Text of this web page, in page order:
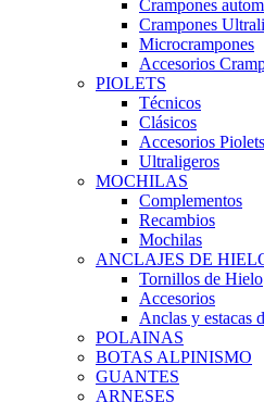
Crampones
Crampones
Microcrampones
Accesorios
PIOLETS
Técnicos
Clásicos
Accesorios Piolets
Ultraligeros
MOCHILAS
Complementos
Recambios
Mochilas
ANCLAJES DE
Tornillos de Hielo
Accesorios
Anclas y estacas
POLAINAS
BOTAS ALPINISMO
GUANTES
ARNESES